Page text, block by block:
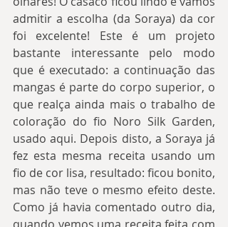
admitir a escolha (da Soraya) da cor
foi excelente! Este é um projeto
bastante interessante pelo modo
que é executado: a continuação das
mangas é parte do corpo superior, o
que realça ainda mais o trabalho de
coloração do fio Noro Silk Garden,
usado aqui. Depois disto, a Soraya já
fez esta mesma receita usando um
fio de cor lisa, resultado: ficou bonito,
mas não teve o mesmo efeito deste.
Como já havia comentado outro dia,